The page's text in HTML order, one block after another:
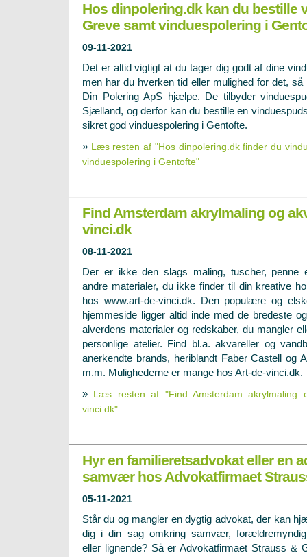
Hos dinpolering.dk kan du bestille
Greve samt vinduespolering i
09-11-2021
Det er altid vigtigt at du tager dig godt af dine
men har du hverken tid eller mulighed for det, så
Din Polering ApS hjælpe. De tilbyder
Sjælland, og derfor kan du bestille en
sikret god vinduespolering i Gentofte.
» Læs resten af "Hos dinpolering.dk finder du
vinduespolering i Gentofte"
Find Amsterdam akrylmaling og
vinci.dk
08-11-2021
Der er ikke den slags maling, tuscher, penne
andre materialer, du ikke finder til din kreative
hos www.art-de-vinci.dk. Den populære og
hjemmeside ligger altid inde med de bredeste
alverdens materialer og redskaber, du mangler
personlige atelier. Find bl.a. akvareller og
anerkendte brands, heriblandt Faber Castell og
m.m. Mulighederne er mange hos Art-de-vinci.dk.
» Læs resten af "Find Amsterdam akrylmaling
vinci.dk"
Hyr en familieretsadvokat eller en
samvær hos Advokatfirmaet
05-11-2021
Står du og mangler en dygtig advokat, der kan
dig i din sag omkring samvær,
eller lignende? Så er Advokatfirmaet Strauss &